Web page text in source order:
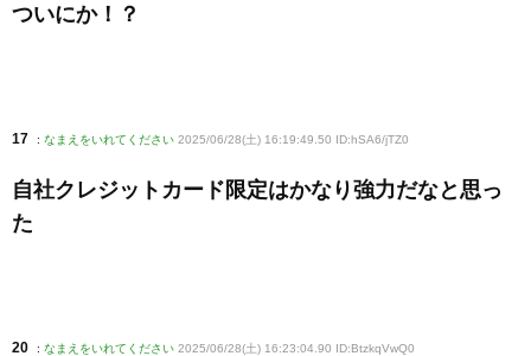
ついにか！？
17 : なまえをいれてください 2025/06/28(土) 16:19:49.50 ID:hSA6/jTZ0
自社クレジットカード限定はかなり強力だなと思っ
た
20 : なまえをいれてください 2025/06/28(土) 16:23:04.90 ID:BtzkqVwQ0